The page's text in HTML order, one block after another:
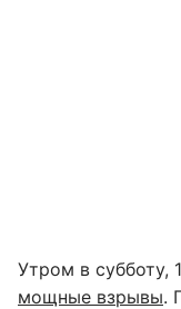
Утром в субботу,
мощные взрывы.